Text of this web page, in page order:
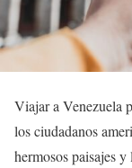
Viajar a Venezuela
los ciudadanos
hermosos paisajes